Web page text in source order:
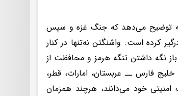
توضیح می‌دهد که جنگ غزه و سپس
کرده است. واشنگتن نه‌تنها در کنار
باز نگه داشتن تنگه هرمز و محافظت از
فارس ــ عربستان، امارات، قطر،
خود می‌دانند، هرچند همزمان